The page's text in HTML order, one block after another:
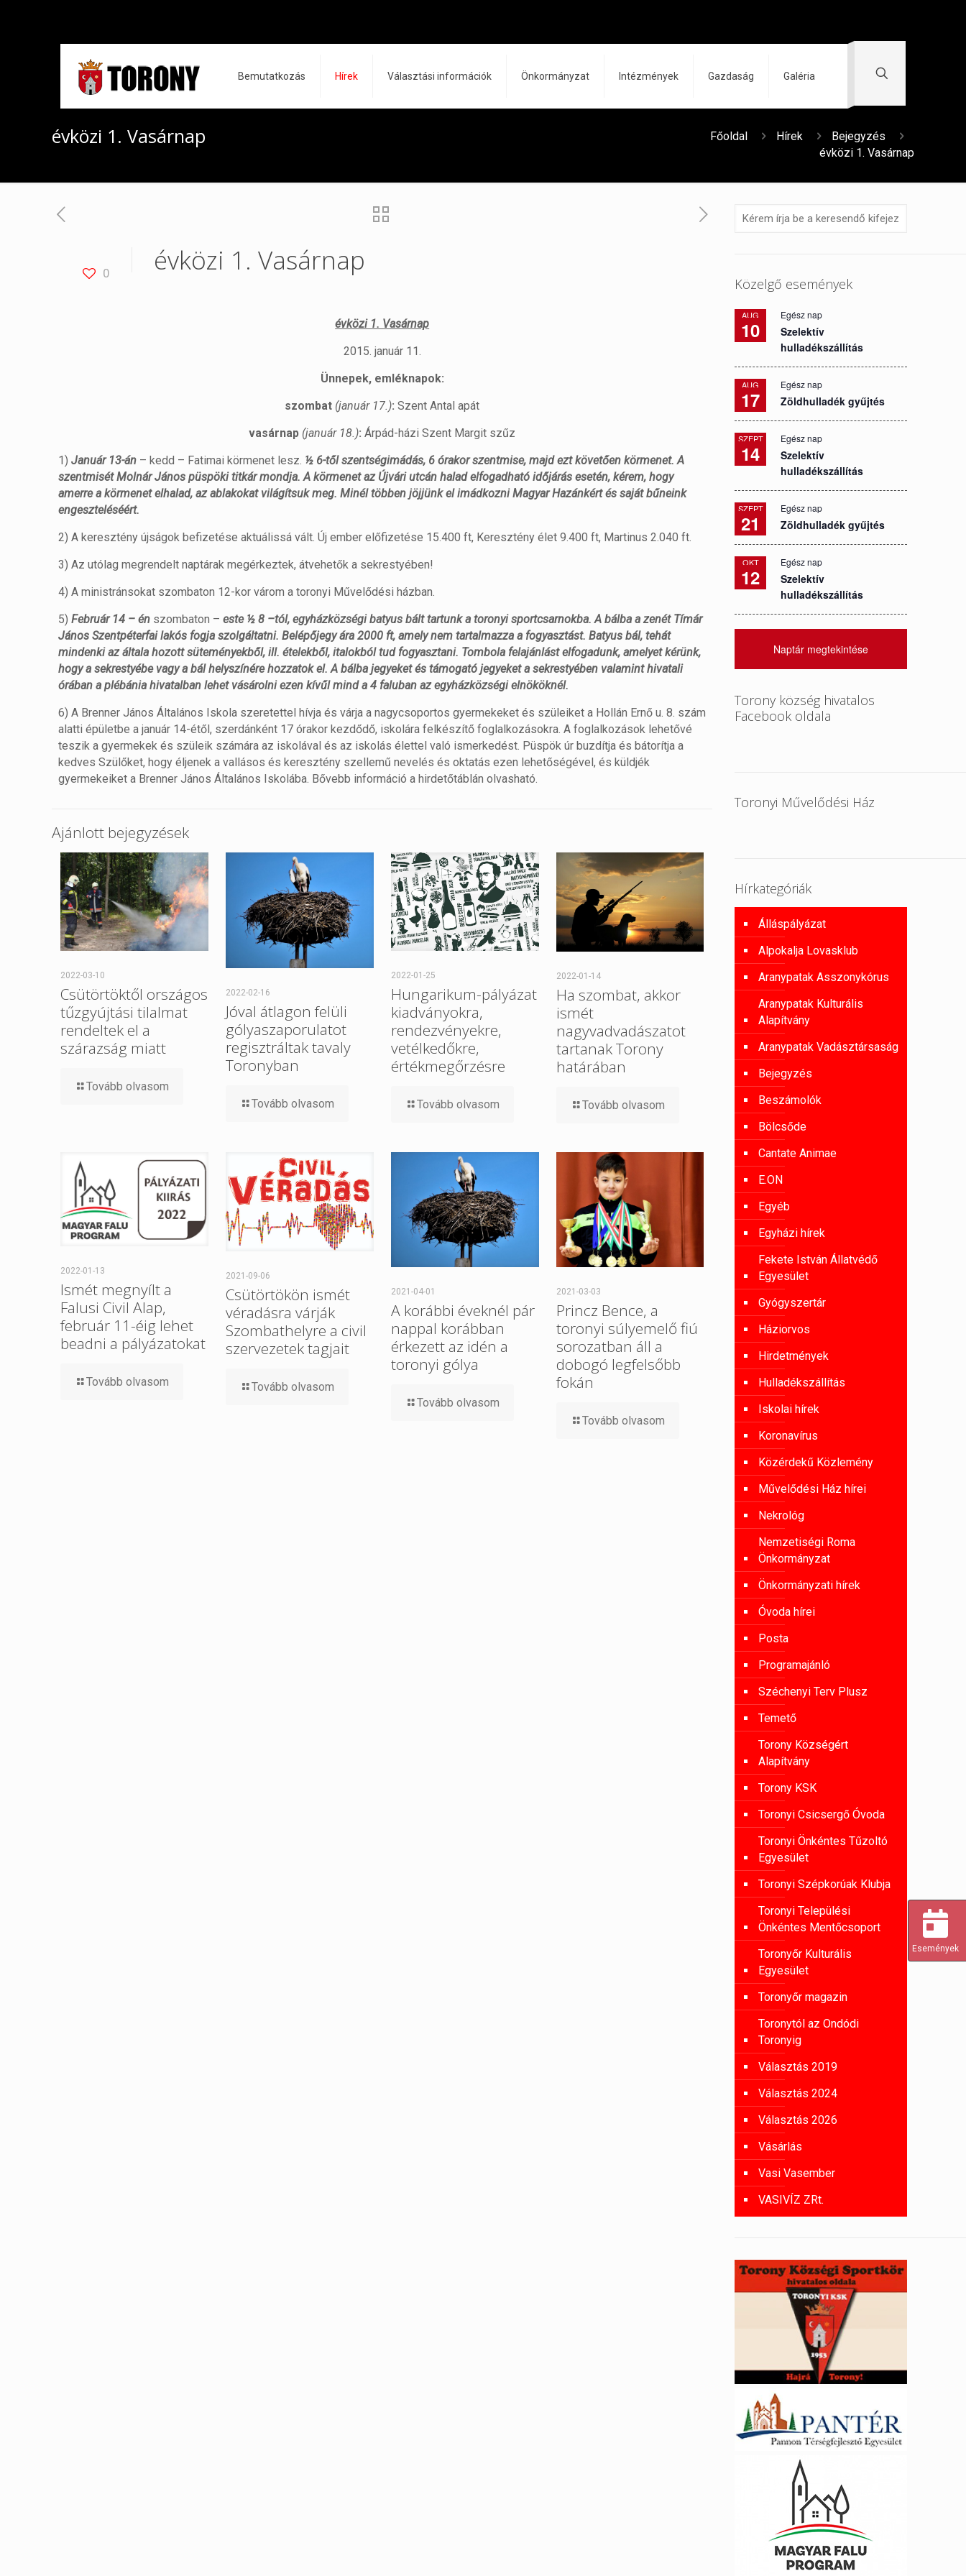
Bemutatkozás Hírek Választási információk Önkormányzat Intézmények Gazdaság Galéria
évközi 1. Vasárnap Főoldal Hírek
Bejegyzés
évközi 1. Vasárnap
0 évközi 1. Vasárnap
évközi 1. Vasárnap
2015. január 11.
Ünnepek, emléknapok:
szombat (január 17.): Szent Antal apát
vasárnap (január 18.):Árpád-házi Szent Margit szűz
1)Január 13-án – kedd – Fatimai körmenet lesz. ½ 6-től szentségimádás, 6 órakor szentmise, majd ezt követően körmenet. A
szentmisét Molnár János püspöki titkár mondja. A körmenet az Újvári utcán halad elfogadható időjárás esetén, kérem, hogy
amerre a körmenet elhalad, az ablakokat világítsuk meg. Minél többen jöjjünk el imádkozni Magyar Hazánkért és saját bűneink
engeszteléséért.
2) A keresztény újságok befizetése aktuálissá vált. Új ember előfizetése 15.400 ft, Keresztény élet 9.400 ft, Martinus 2.040 ft.
3) Az utólag megrendelt naptárak megérkeztek, átvehetők a sekrestyében!
4) A ministránsokat szombaton 12-kor várom a toronyi Művelődési házban.
5)Február 14 – én szombaton –este ½ 8 –tól, egyházközségi batyus bált tartunk a toronyi sportcsarnokba. A bálba a zenét Tímár
János Szentpéterfai lakós fogja szolgáltatni. Belépőjegy ára 2000 ft, amely nem tartalmazza a fogyasztást. Batyus bál, tehát
mindenki az általa hozott süteményekből, ill. ételekből, italokból tud fogyasztani. Tombola felajánlást elfogadunk, amelyet kérünk,
hogy a sekrestyébe vagy a bál helyszínére hozzatok el. A bálba jegyeket és támogató jegyeket a sekrestyében valamint hivatali
órában a plébánia hivatalban lehet vásárolni ezen kívűl mind a 4 faluban az egyházközségi elnököknél.
6) A Brenner János Általános Iskola szeretettel hívja és várja a nagycsoportos gyermekeket és szüleiket a Hollán Ernő u. 8. szám
alatti épületbe a január 14-étől, szerdánként 17 órakor kezdődő, iskolára felkészítő foglalkozásokra. A foglalkozások lehetővé
teszik a gyermekek és szüleik számára az iskolával és az iskolás élettel való ismerkedést. Püspök úr buzdítja és bátorítja a
kedves Szülőket, hogy éljenek a vallásos és keresztény szellemű nevelés és oktatás ezen lehetőségével, és küldjék
gyermekeiket a Brenner János Általános Iskolába. Bővebb információ a hirdetőtáblán olvasható.
Ajánlott bejegyzések
2022-03-10
Csütörtöktől országos
tűzgyújtási tilalmat
rendeltek el a
szárazság miatt
Tovább olvasom
2022-02-16
Jóval átlagon felüli
gólyaszaporulatot
regisztráltak tavaly
Toronyban
Tovább olvasom
2022-01-25
Hungarikum-pályázat
kiadványokra,
rendezvényekre,
vetélkedőkre,
értékmegőrzésre
Tovább olvasom
2022-01-14
Ha szombat, akkor
ismét
nagyvadvadászatot
tartanak Torony
határában
Tovább olvasom
2022-01-13
Ismét megnyílt a
Falusi Civil Alap,
február 11-éig lehet
beadni a pályázatokat
Tovább olvasom
2021-09-06
Csütörtökön ismét
véradásra várják
Szombathelyre a civil
szervezetek tagjait
Tovább olvasom
2021-04-01
A korábbi éveknél pár
nappal korábban
érkezett az idén a
toronyi gólya
Tovább olvasom
2021-03-03
Princz Bence, a
toronyi súlyemelő fiú
sorozatban áll a
dobogó legfelsőbb
fokán
Tovább olvasom
Közelgő események
AUG
10
Egész nap
Szelektív
hulladékszállítás
AUG
17
Egész nap
Zöldhulladék gyűjtés
SZEPT
14
Egész nap
Szelektív
hulladékszállítás
SZEPT
21
Egész nap
Zöldhulladék gyűjtés
OKT
12
Egész nap
Szelektív
hulladékszállítás
Naptár megtekintése
Torony község hivatalos
Facebook oldala
Toronyi Művelődési Ház
Hírkategóriák
Álláspályázat
Alpokalja Lovasklub
Aranypatak Asszonykórus
Aranypatak Kulturális
Alapítvány
Aranypatak Vadásztársaság
Bejegyzés
Beszámolók
Bölcsőde
Cantate Animae
E.ON
Egyéb
Egyházi hírek
Fekete István Állatvédő
Egyesület
Gyógyszertár
Háziorvos
Hirdetmények
Hulladékszállítás
Iskolai hírek
Koronavírus
Közérdekű Közlemény
Művelődési Ház hírei
Nekrológ
Nemzetiségi Roma
Önkormányzat
Önkormányzati hírek
Óvoda hírei
Posta
Programajánló
Széchenyi Terv Plusz
Temető
Torony Községért
Alapítvány
Torony KSK
Toronyi Csicsergő Óvoda
Toronyi Önkéntes Tűzoltó
Egyesület
Toronyi Szépkorúak Klubja
Toronyi Települési
Önkéntes Mentőcsoport
Toronyőr Kulturális
Egyesület
Toronyőr magazin
Toronytól az Ondódi
Toronyig
Választás 2019
Választás 2024
Választás 2026
Vásárlás
Vasi Vasember
VASIVÍZ ZRt.
Események